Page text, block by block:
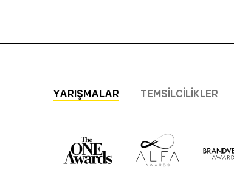
YARIŞMALAR TEMSILCILIKLER